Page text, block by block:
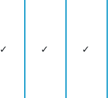
✓ ✓ ✓